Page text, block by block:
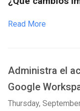
Read More
Administra el
Google
Thursday,